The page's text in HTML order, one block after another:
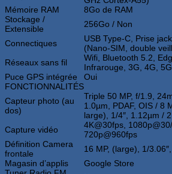
Mémoire RAM
8Go de RAM
Stockage /
Extensible
256Go / Non
Connectiques
USB Type-C, Prise
(Nano-SIM, double
Réseaux sans fil
Wifi, Bluetooth 5.2,
Infrarouge, 3G, 4G, 5G
Puce GPS intégrée
Oui
FONCTIONNALITÉS
Capteur photo (au
dos)
Triple 50 MP, f/1.9,
1.0µm, PDAF, OIS / 8
large), 1/4″, 1.12µm /
Capture vidéo
4K@30fps,
720p@960fps
Définition Camera
frontale
16 MP, (large), 1/
Magasin d’applis
Google Store